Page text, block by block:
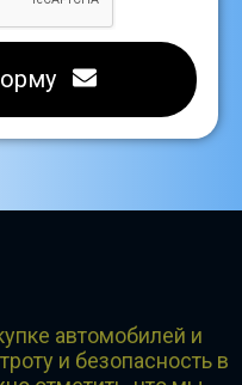
автомобилей и
и безопасность в